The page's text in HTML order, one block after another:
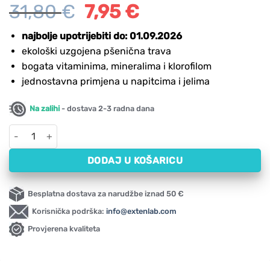
31,80€
Izvorna
cijena
bila
je:
31,80 €.
7,95€Trenutna
je:
7,95 €.
najbolje upotrijebiti do: 01.09.2026
ekološki uzgojena pšenična trava
bogata vitaminima, mineralima i klorofilom
jednostavna primjena u napitcima i jelima
Na zalihi - dostava 2-3 radna dana
Pšenična trava u prahu NOW (255 g) količina
DODAJ U KOŠARICU
Besplatna dostava za narudžbe iznad 50 €
Korisnička podrška: info@extenlab.com
Provjerena kvaliteta